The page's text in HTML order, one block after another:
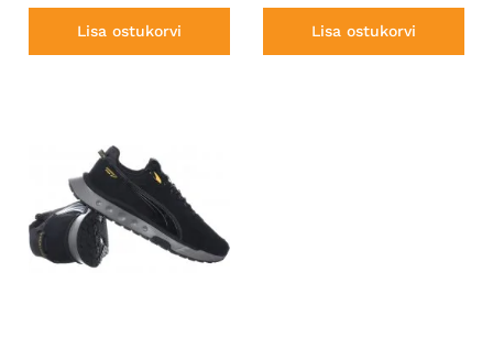
Lisa ostukorvi Lisa ostukorvi